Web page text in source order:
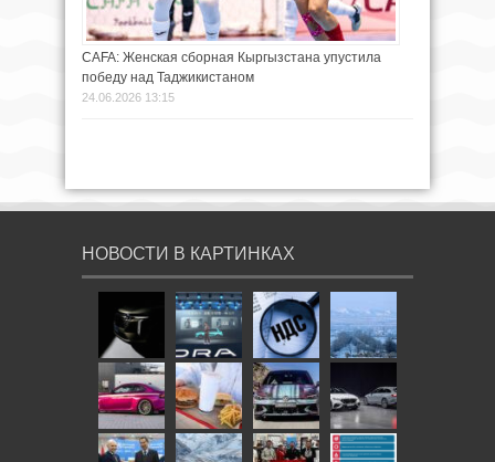
CAFA: Женская сборная Кыргызстана упустила
победу над Таджикистаном
24.06.2026 13:15
НОВОСТИ В КАРТИНКАХ